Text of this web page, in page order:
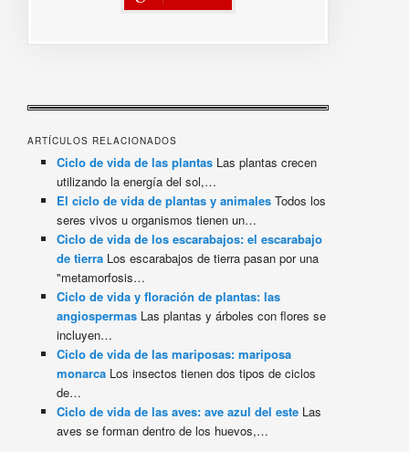
ARTÍCULOS RELACIONADOS
Ciclo de vida de las plantas Las plantas crecen
utilizando la energía del sol,…
El ciclo de vida de plantas y animales Todos los
seres vivos u organismos tienen un…
Ciclo de vida de los escarabajos: el escarabajo
de tierra Los escarabajos de tierra pasan por una
"metamorfosis…
Ciclo de vida y floración de plantas: las
angiospermas Las plantas y árboles con flores se
incluyen…
Ciclo de vida de las mariposas: mariposa
monarca Los insectos tienen dos tipos de ciclos
de…
Ciclo de vida de las aves: ave azul del este Las
aves se forman dentro de los huevos,…